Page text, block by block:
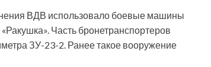
ВДВ использовало боевые машины
Часть бронетранспортеров
ЗУ-23-2. Ранее такое вооружение